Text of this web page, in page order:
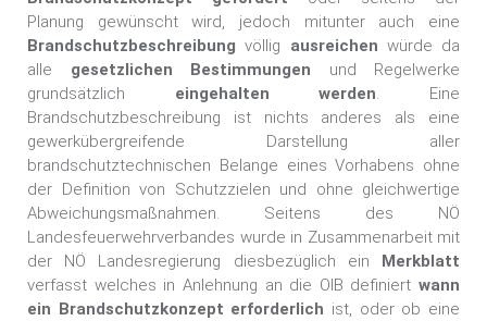
Planung gewünscht wird, jedoch mitunter auch eine
Brandschutzbeschreibung völlig ausreichen würde da
alle gesetzlichen Bestimmungen und Regelwerke
grundsätzlich eingehalten werden. Eine
Brandschutzbeschreibung ist nichts anderes als eine
gewerkübergreifende Darstellung aller
brandschutztechnischen Belange eines Vorhabens ohne
der Definition von Schutzzielen und ohne gleichwertige
Abweichungsmaßnahmen. Seitens des NÖ
Landesfeuerwehrverbandes wurde in Zusammenarbeit mit
der NÖ Landesregierung diesbezüglich ein Merkblatt
verfasst welches in Anlehnung an die OIB definiert wann
ein Brandschutzkonzept erforderlich ist, oder ob eine